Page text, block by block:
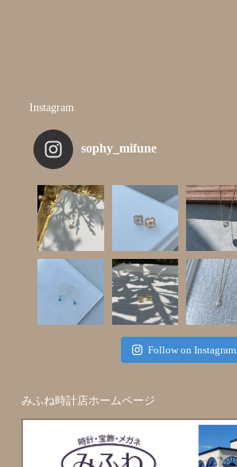
Instagram
sophy_mifune
Follow on Instagram
みふね時計店ホームページ